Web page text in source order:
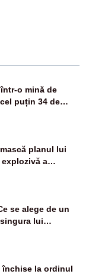
o mină de
puțin 34 de
planul lui
a
PLUS
se alege de un
lui
închise la ordinul